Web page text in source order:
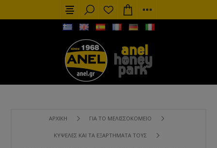
ΑΡΧΙΚΉ ΓΙΑ ΤΟ ΜΕΛΙΣΣΟΚΟΜΕΊΟ
ΚΥΨΈΛΕΣ ΚΑΙ ΤΑ ΕΞΑΡΤΉΜΑΤΑ ΤΟΥΣ